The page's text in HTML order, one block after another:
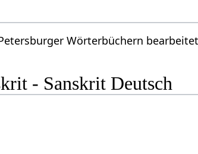
Wörterbüchern
- Sanskrit Deutsch